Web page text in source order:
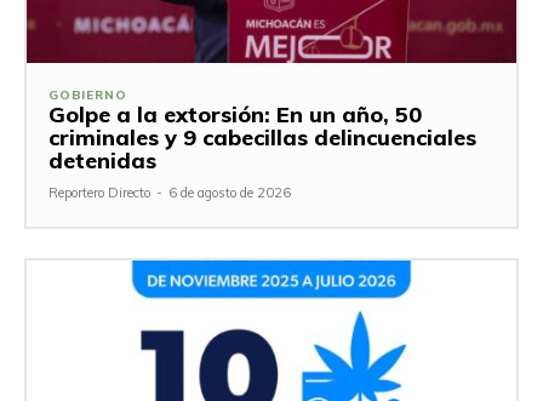
GOBIERNO
Golpe a la extorsión: En un año, 50
criminales y 9 cabecillas delincuenciales
detenidas
Reportero Directo - 6 de agosto de 2026